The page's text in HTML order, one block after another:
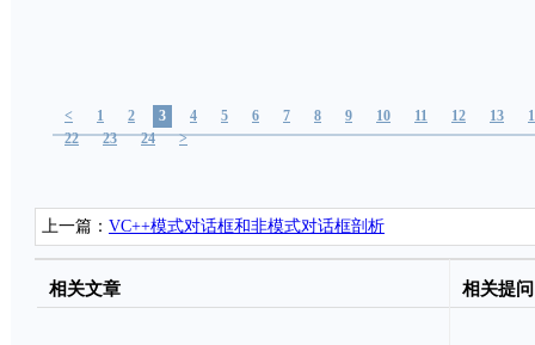
< 1 2 3 4 5 6 7 8 9 10 11 12 13
22
23 24 >
上一篇： VC++模式对话框和非模式对话框剖析
相关文章 相关提问